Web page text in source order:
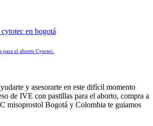
para el aborto Cytotec.
y asesorarte en este difícil momento
de IVE con pastillas para el aborto, compra a
misoprostol Bogotá y Colombia te guiamos